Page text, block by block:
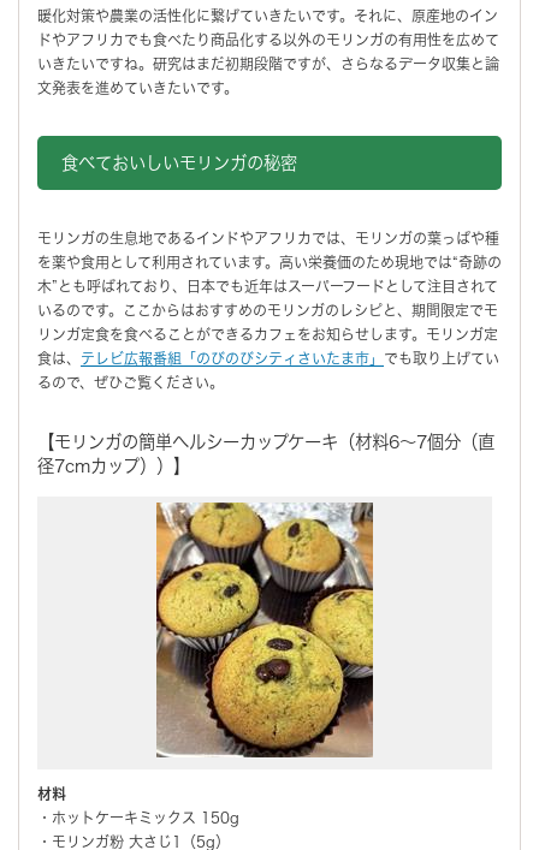
暖化対策や農業の活性化に繋げていきたいです。それに、原産地のイン
ドやアフリカでも食べたり商品化する以外のモリンガの有用性を広めて
いきたいですね。研究はまだ初期段階ですが、さらなるデータ収集と論
文発表を進めていきたいです。
食べておいしいモリンガの秘密
モリンガの生息地であるインドやアフリカでは、モリンガの葉っぱや種
を薬や食用として利用されています。高い栄養価のため現地では“奇跡の
木”とも呼ばれており、日本でも近年はスーパーフードとして注目されて
いるのです。ここからはおすすめのモリンガのレシピと、期間限定でモ
リンガ定食を食べることができるカフェをお知らせします。モリンガ定
食は、 テレビ広報番組「のびのびシティさいたま市」 でも取り上げてい
るので、ぜひご覧ください。
【モリンガの簡単へルシーカップケーキ（材料6～7個分（直
径7cmカップ））】
材料
・ホットケーキミックス 150g
・モリンガ粉 大さじ1（5g）